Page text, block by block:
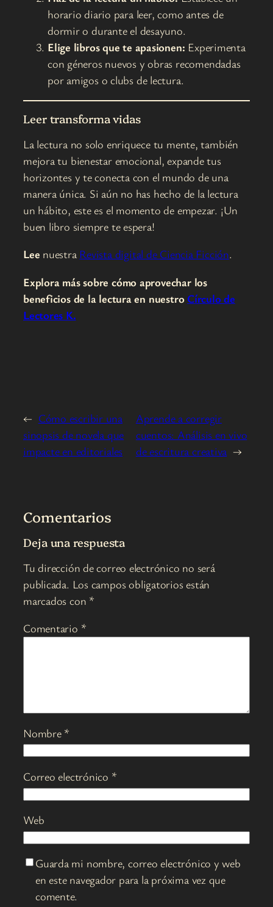
horario diario para leer, como antes de
dormir o durante el desayuno.
Elige libros que te apasionen: Experimenta
con géneros nuevos y obras recomendadas
por amigos o clubs de lectura.
Leer transforma vidas
La lectura no solo enriquece tu mente, también
mejora tu bienestar emocional, expande tus
horizontes y te conecta con el mundo de una
manera única. Si aún no has hecho de la lectura
un hábito, este es el momento de empezar. ¡Un
buen libro siempre te espera!
Lee nuestra Revista digital de Ciencia Ficción.
Explora más sobre cómo aprovechar los
beneficios de la lectura en nuestro Círculo de
Lectores K.
← Cómo escribir una
sinopsis de novela que
impacte en editoriales
Aprende a corregir
cuentos: Análisis en vivo
de escritura creativa →
Comentarios
Deja una respuesta
Tu dirección de correo electrónico no será
publicada. Los campos obligatorios están
marcados con *
Comentario *
Nombre *
Correo electrónico *
Web
Guarda mi nombre, correo electrónico y web
en este navegador para la próxima vez que
comente.